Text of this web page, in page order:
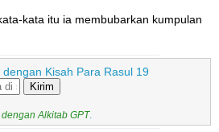
kata itu ia membubarkan kumpulan
Kisah Para Rasul 19
Kirim
Alkitab GPT.